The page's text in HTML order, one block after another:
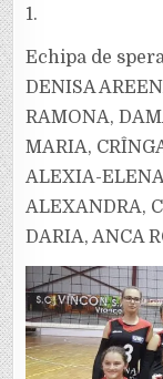
1.
Echipa de
DENISA
RAMONA,
MARIA,
ALEXIA-
ALEXANDRA,
DARIA, ANCA